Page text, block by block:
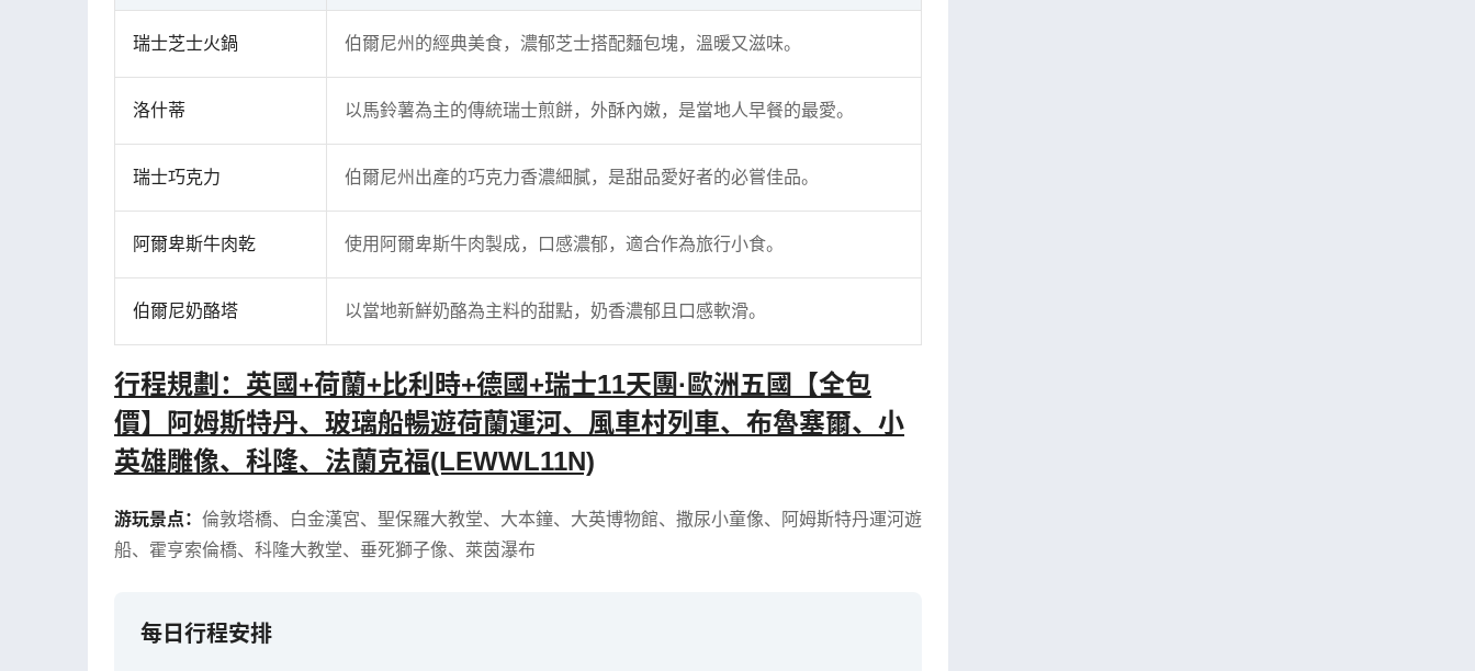
瑞士芝士火鍋 伯爾尼州的經典美食，濃郁芝士搭配麵包塊，溫暖又滋味。
洛什蒂 以馬鈴薯為主的傳統瑞士煎餅，外酥內嫩，是當地人早餐的最愛。
瑞士巧克力 伯爾尼州出產的巧克力香濃細膩，是甜品愛好者的必嘗佳品。
阿爾卑斯牛肉乾 使用阿爾卑斯牛肉製成，口感濃郁，適合作為旅行小食。
伯爾尼奶酪塔 以當地新鮮奶酪為主料的甜點，奶香濃郁且口感軟滑。
行程規劃：英國+荷蘭+比利時+德國+瑞士11天團·歐洲五國【全包
價】阿姆斯特丹、玻璃船暢遊荷蘭運河、風車村列車、布魯塞爾、小
英雄雕像、科隆、法蘭克福(LEWWL11N)
游玩景点： 倫敦塔橋、 白金漢宮、 聖保羅大教堂、 大本鐘、 大英博物館、 撒尿小童像、
阿姆斯特丹運河遊
船、 霍亨索倫橋、 科隆大教堂、 垂死獅子像、 萊茵瀑布
每日行程安排